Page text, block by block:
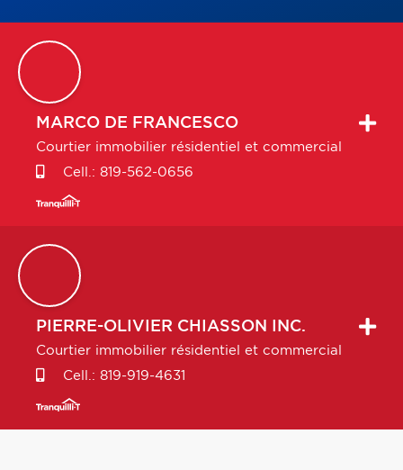
MARCO DE FRANCESCO
Courtier immobilier résidentiel et commercial
Cell.: 819-562-0656
PIERRE-OLIVIER CHIASSON INC.
Courtier immobilier résidentiel et commercial
Cell.: 819-919-4631